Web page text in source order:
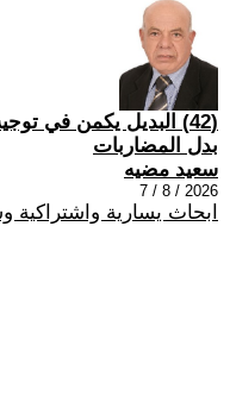
(42) البديل يكمن في
بدل المضاربات
سعيد مضيه
2026 / 8 / 7
ابحاث يسارية واشتراكية